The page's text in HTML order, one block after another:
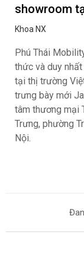
showroom
Khoa NX
Phú Thái
thức và duy
tại thị trường
trưng bày mới
tâm thương mại
Trưng, phường
Nội.